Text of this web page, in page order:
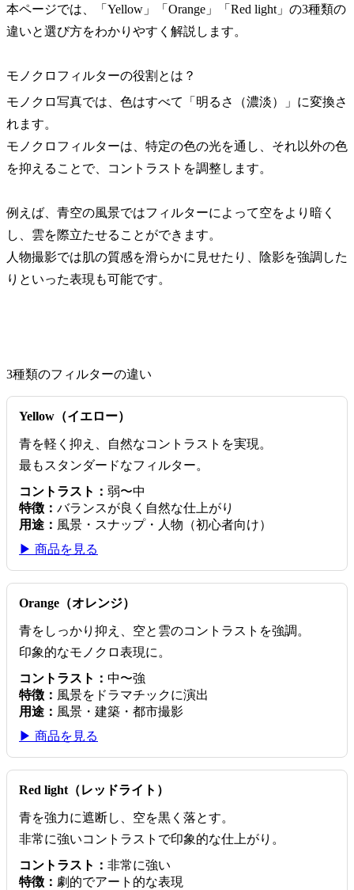
本ページでは、「Yellow」「Orange」「Red light」の3種類の
違いと選び方をわかりやすく解説します。
モノクロフィルターの役割とは？
モノクロ写真では、色はすべて「明るさ（濃淡）」に変換さ
れます。
モノクロフィルターは、特定の色の光を通し、それ以外の色
を抑えることで、コントラストを調整します。
例えば、青空の風景ではフィルターによって空をより暗く
し、雲を際立たせることができます。
人物撮影では肌の質感を滑らかに見せたり、陰影を強調した
りといった表現も可能です。
3種類のフィルターの違い
Yellow（イエロー）
青を軽く抑え、自然なコントラストを実現。
最もスタンダードなフィルター。
コントラスト： 弱〜中
特徴： バランスが良く自然な仕上がり
用途： 風景・スナップ・人物（初心者向け）
▶ 商品を見る
Orange（オレンジ）
青をしっかり抑え、空と雲のコントラストを強調。
印象的なモノクロ表現に。
コントラスト： 中〜強
特徴： 風景をドラマチックに演出
用途： 風景・建築・都市撮影
▶ 商品を見る
Red light（レッドライト）
青を強力に遮断し、空を黒く落とす。
非常に強いコントラストで印象的な仕上がり。
コントラスト： 非常に強い
特徴： 劇的でアート的な表現